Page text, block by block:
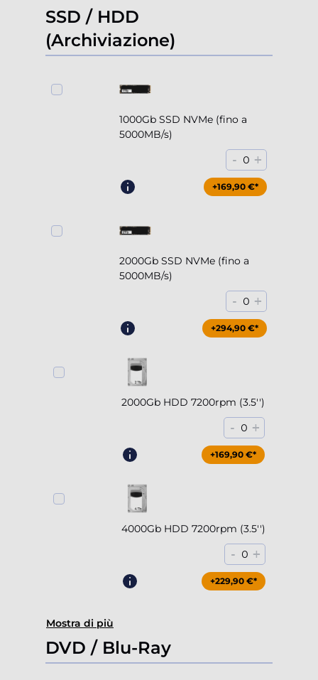
SSD / HDD
(Archiviazione)
1000Gb SSD NVMe (fino a
5000MB/s)
- 0 +
+169,90 €*
2000Gb SSD NVMe (fino a
5000MB/s)
- 0 +
+294,90 €*
2000Gb HDD 7200rpm (3.5'')
- 0 +
+169,90 €*
4000Gb HDD 7200rpm (3.5'')
- 0 +
+229,90 €*
Mostra di più
DVD / Blu-Ray